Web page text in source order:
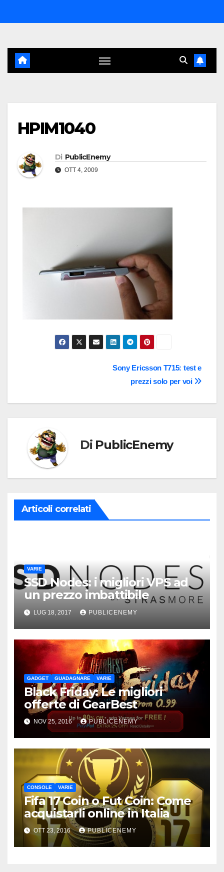
al
HPIM1040
Di PublicEnemy
OTT 4, 2009
NavigazioneSony Ericsson T715: test e
prezzi solo per voi
Di PublicEnemy
Articoli correlati
VARIE
SSD Nodes: i migliori VPS ad
un prezzo imbattibile
LUG 18, 2017 PUBLICENEMY
GADGET GUADAGNARE VARIE
Black Friday: Le migliori
offerte di GearBest
NOV 25, 2016 PUBLICENEMY
CONSOLE VARIE
Fifa 17 Coin o Fut Coin: Come
acquistarli online in Italia
OTT 23, 2016 PUBLICENEMY